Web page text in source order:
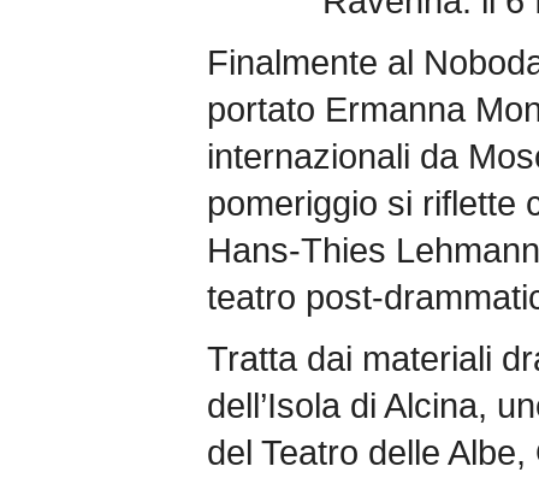
Finalmente al
portato Ermanna
internazionali da
pomeriggio si riflette
Hans-Thies
teatro post-
Tratta dai materiali
dell’Isola di Alcina,
del Teatro delle